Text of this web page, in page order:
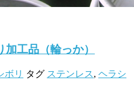
工品（輪っか）
ボリ タグ ステンレス, ヘラシ